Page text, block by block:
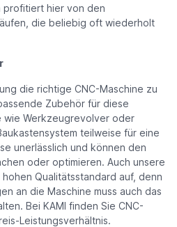
profitiert hier von den
die beliebig oft wiederholt
die richtige CNC-Maschine zu
Zubehör für diese
wie Werkzeugrevolver oder
teilweise für eine
unerlässlich und können den
oder optimieren. Auch unsere
Qualitätsstandard auf, denn
an die Maschine muss auch das
Bei KAMI finden Sie CNC-
Leistungsverhältnis.